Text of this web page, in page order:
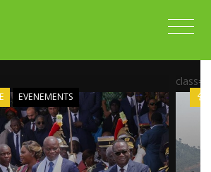
EVENEMENTS
class=